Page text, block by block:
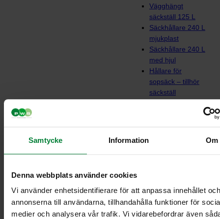
Samtycke Information Om
Denna webbplats använder cookies
Vi använder enhetsidentifierare för att anpassa innehållet och
annonserna till användarna, tillhandahålla funktioner för
medier och analysera vår trafik. Vi vidarebefordrar även
Vägghängt
säckställ 125 L
Säckhållare 240 L
mjukplast
Säckhållare 240 L
med hjul
Hållare för
sopsäck – tillhör
säckställ
Säckhållare Longopac